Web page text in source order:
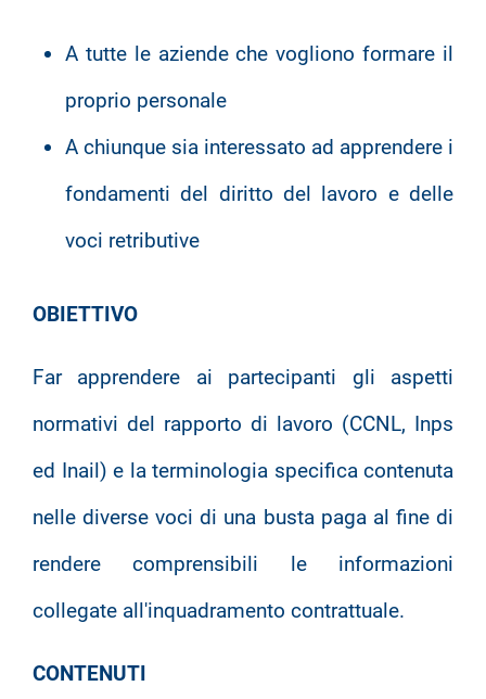
A tutte le aziende che vogliono formare il
proprio personale
A chiunque sia interessato ad apprendere i
fondamenti del diritto del lavoro e delle
voci retributive
OBIETTIVO
Far apprendere ai partecipanti gli aspetti
normativi del rapporto di lavoro (CCNL, Inps
ed Inail) e la terminologia specifica contenuta
nelle diverse voci di una busta paga al fine di
rendere comprensibili le informazioni
collegate all'inquadramento contrattuale.
CONTENUTI